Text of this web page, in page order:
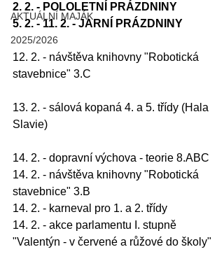
AKTUÁLNÍ MAJÁK
2025/2026
2. 2. - POLOLETNÍ PRÁZDNINY
5. 2. - 11. 2. - JARNÍ PRÁZDNINY
12. 2. - návštěva knihovny "Robotická
stavebnice" 3.C
13. 2. - sálová kopaná 4. a 5. třídy (Hala
Slavie)
14. 2. - dopravní výchova - teorie 8.ABC
14. 2. - návštěva knihovny "Robotická
stavebnice" 3.B
14. 2. - karneval pro 1. a 2. třídy
14. 2. - akce parlamentu I. stupně
"Valentýn - v červené a růžové do školy"